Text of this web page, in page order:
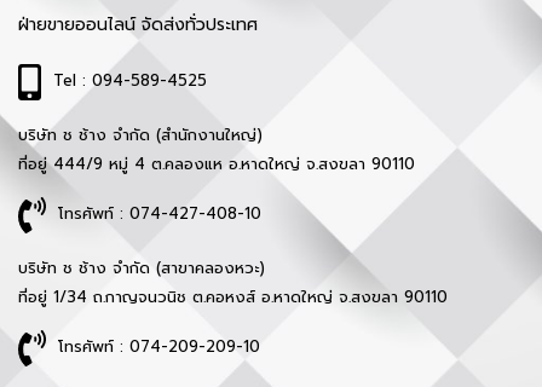
ฝ่ายขายออนไลน์ จัดส่งทั่วประเทศ
Tel : 094-589-4525
บริษัท ช ช้าง จำกัด (สำนักงานใหญ่)
ที่อยู่ 444/9 หมู่ 4 ต.คลองแห อ.หาดใหญ่ จ.สงขลา 90110
โทรศัพท์ : 074-427-408-10
บริษัท ช ช้าง จำกัด (สาขาคลองหวะ)
ที่อยู่ 1/34 ถ.กาญจนวนิช ต.คอหงส์ อ.หาดใหญ่ จ.สงขลา 90110
โทรศัพท์ : 074-209-209-10